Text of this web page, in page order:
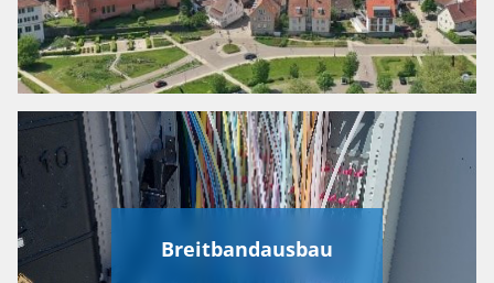
Breitbandausbau